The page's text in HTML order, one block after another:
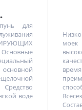
для
воде